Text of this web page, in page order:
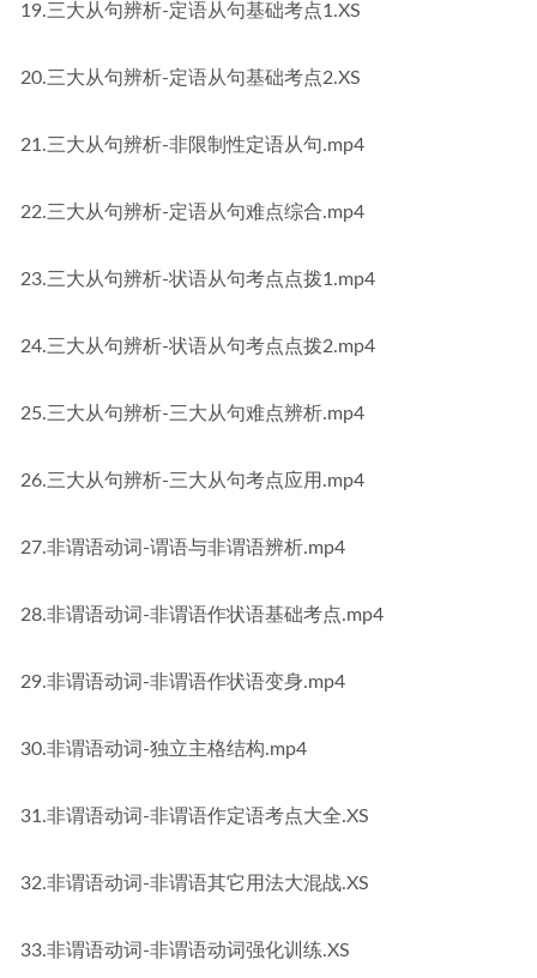
19.三大从句辨析-定语从句基础考点1.XS
20.三大从句辨析-定语从句基础考点2.XS
21.三大从句辨析-非限制性定语从句.mp4
22.三大从句辨析-定语从句难点综合.mp4
23.三大从句辨析-状语从句考点点拨1.mp4
24.三大从句辨析-状语从句考点点拨2.mp4
25.三大从句辨析-三大从句难点辨析.mp4
26.三大从句辨析-三大从句考点应用.mp4
27.非谓语动词-谓语与非谓语辨析.mp4
28.非谓语动词-非谓语作状语基础考点.mp4
29.非谓语动词-非谓语作状语变身.mp4
30.非谓语动词-独立主格结构.mp4
31.非谓语动词-非谓语作定语考点大全.XS
32.非谓语动词-非谓语其它用法大混战.XS
33.非谓语动词-非谓语动词强化训练.XS